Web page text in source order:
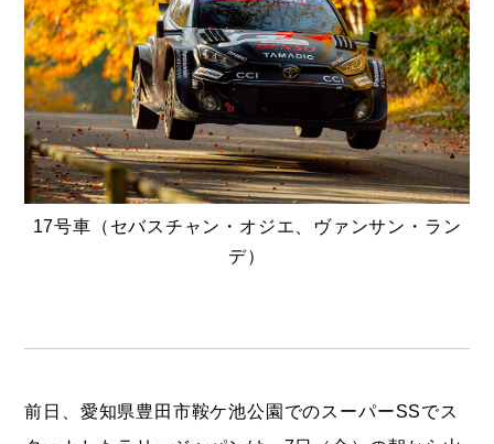
17号車（セバスチャン・オジエ、ヴァンサン・ラン
デ）
前日、愛知県豊田市鞍ケ池公園でのスーパーSSでス